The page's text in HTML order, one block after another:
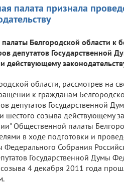
палата признала
Белгородской области к
депутатов Государственной
действующему
области, рассмотрев на
к гражданам
депутатов Государственной
созыва действующему
Общественной палаты
в ходе подготовки и
Федерального Собрания
Государственной Думы
4 декабря 2011 года